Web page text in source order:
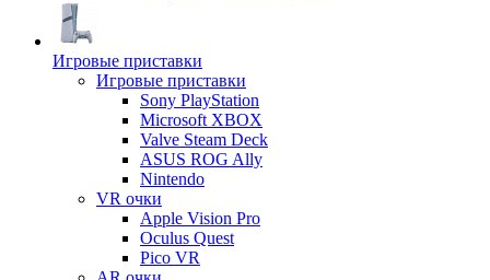
Игровые приставки
Игровые приставки
Sony PlayStation
Microsoft XBOX
Valve Steam Deck
ASUS ROG Ally
Nintendo
VR очки
Apple Vision Pro
Oculus Quest
Pico VR